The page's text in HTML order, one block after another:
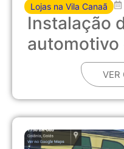
Lojas na Vila Canaã
Instalação
automotivo
VER